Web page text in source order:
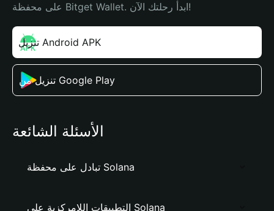
على محفظة Bitget Wallet. ابدأ رحلتك الآن!
تنزيل Android APK
تنزيل من Google Play
الأسئلة الشائعة
تبادل على محفظة Solana
التطبيقات اللامركزية على Solana